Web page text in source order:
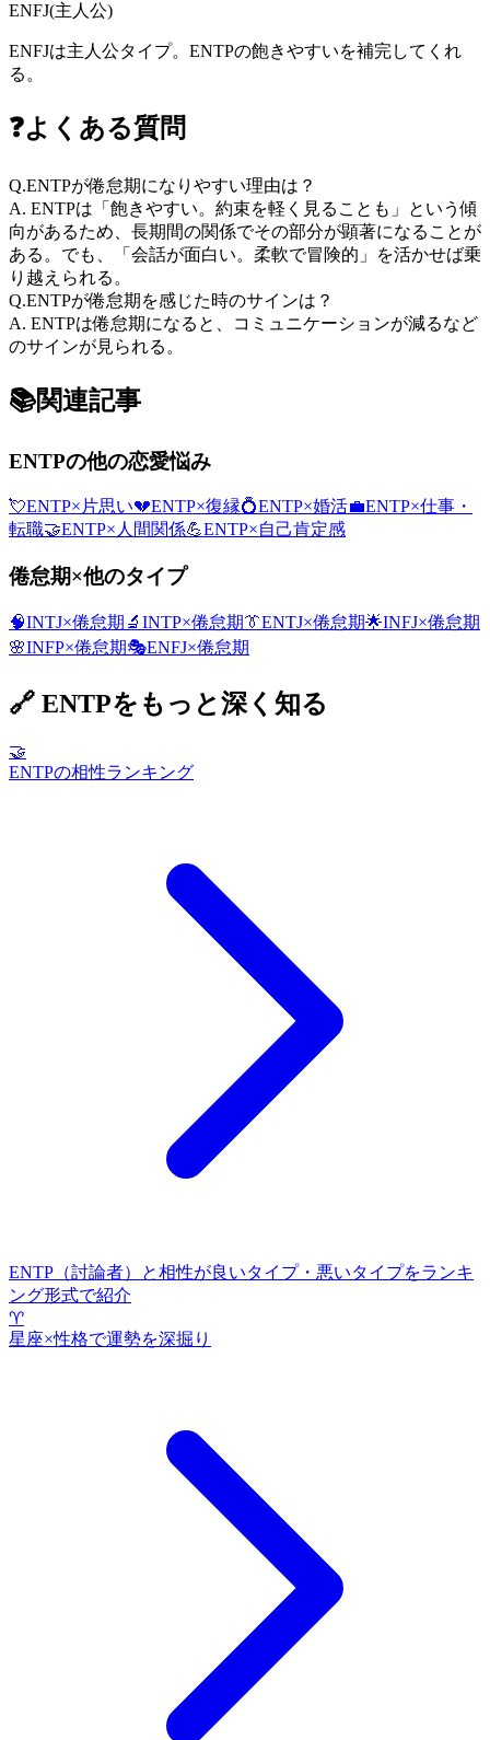
ENFJ(主人公)
ENFJは主人公タイプ。ENTPの飽きやすいを補完してくれ
る。
❓よくある質問
Q.ENTPが倦怠期になりやすい理由は？
A. ENTPは「飽きやすい。約束を軽く見ることも」という傾
向があるため、長期間の関係でその部分が顕著になることが
ある。でも、「会話が面白い。柔軟で冒険的」を活かせば乗
り越えられる。
Q.ENTPが倦怠期を感じた時のサインは？
A. ENTPは倦怠期になると、コミュニケーションが減るなど
のサインが見られる。
📚関連記事
ENTPの他の恋愛悩み
💘ENTP× 片思い💔ENTP×復縁💍ENTP×婚活💼ENTP×仕事・
転職🤝ENTP× 人間関係💪ENTP×自己肯定感
倦怠期×他のタイプ
🧠INTJ×倦怠期 🔬 INTP×倦怠期👔ENTJ×倦怠期🌟INFJ×倦怠期
🌸INFP×倦怠期🎭ENFJ×倦怠期
🔗 ENTPをもっと深く知る
🤝
ENTPの相性ランキング
ENTP（討論者）と相性が良いタイプ・悪いタイプをランキ
ング形式で紹介
♈
星座×性格で運勢を深掘り